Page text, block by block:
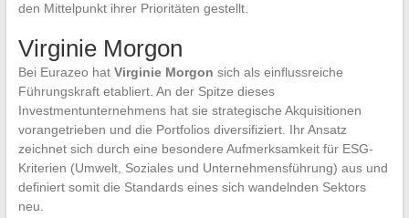
den Mittelpunkt ihrer Prioritäten gestellt.
Virginie Morgon
Bei Eurazeo hat Virginie Morgon sich als einflussreiche
Führungskraft etabliert. An der Spitze dieses
Investmentunternehmens hat sie strategische Akquisitionen
vorangetrieben und die Portfolios diversifiziert. Ihr Ansatz
zeichnet sich durch eine besondere Aufmerksamkeit für ESG-
Kriterien (Umwelt, Soziales und Unternehmensführung) aus und
definiert somit die Standards eines sich wandelnden Sektors
neu.